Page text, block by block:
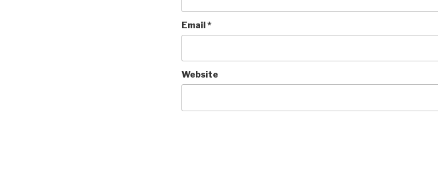
Email*
Website